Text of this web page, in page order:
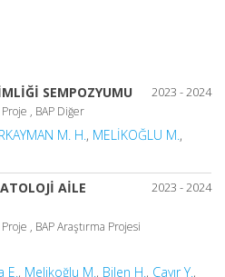
2023 - 2024
SEMPOZYUMU
, BAP Diğer
M. H., MELİKOĞLU M.,
2023 - 2024
AİLE
, BAP Araştırma Projesi
E., Melikoğlu M., Bilen H., Çayır Y.,